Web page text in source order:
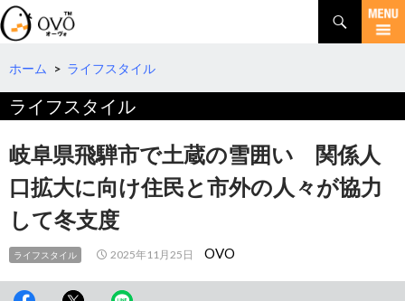
検
索
コ
テ
ツ
へ
動
ホーム > ライフスタイル
ライフスタイル
岐阜県飛騨市で土蔵の雪囲い 関係人
口拡大に向け住民と市外の人々が協力
して冬支度
ライフスタイル 2025年11月25日 OVO